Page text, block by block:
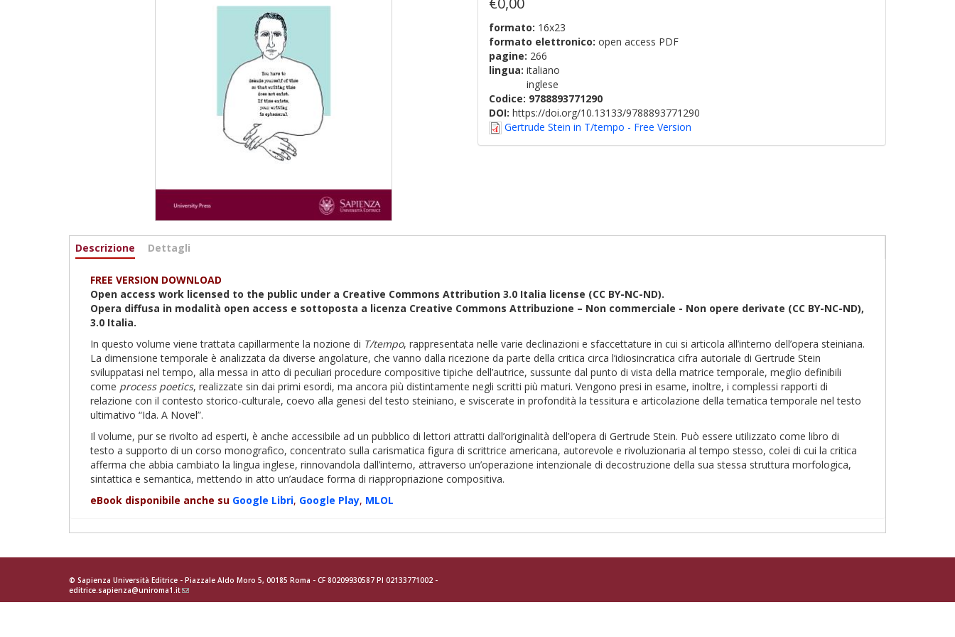
formato: 16x23
formato elettronico: open access PDF
pagine: 266
lingua: italiano
inglese
Codice: 9788893771290
DOI: https://doi.org/10.13133/9788893771290
Gertrude Stein in T/tempo - Free Version
Informazioni
Descrizione (scheda
Dettagli
FREE VERSION DOWNLOAD
Open access work licensed to the public under a Creative Commons Attribution 3.0 Italia license (CC BY-NC-ND).
Opera diffusa in modalità open access e sottoposta a licenza Creative Commons Attribuzione – Non commerciale - Non opere derivate (CC BY-NC-ND),
3.0 Italia.
In questo volume viene trattata capillarmente la nozione di T/tempo, rappresentata nelle varie declinazioni e sfaccettature in cui si articola all’interno dell’opera steiniana.
La dimensione temporale è analizzata da diverse angolature, che vanno dalla ricezione da parte della critica circa l’idiosincratica cifra autoriale di Gertrude Stein
sviluppatasi nel tempo, alla messa in atto di peculiari procedure compositive tipiche dell’autrice, sussunte dal punto di vista della matrice temporale, meglio definibili
come process poetics, realizzate sin dai primi esordi, ma ancora più distintamente negli scritti più maturi. Vengono presi in esame, inoltre, i complessi rapporti di
relazione con il contesto storico-culturale, coevo alla genesi del testo steiniano, e sviscerate in profondità la tessitura e articolazione della tematica temporale nel testo
ultimativo “Ida. A Novel”.
Il volume, pur se rivolto ad esperti, è anche accessibile ad un pubblico di lettori attratti dall’originalità dell’opera di Gertrude Stein. Può essere utilizzato come libro di
testo a supporto di un corso monografico, concentrato sulla carismatica figura di scrittrice americana, autorevole e rivoluzionaria al tempo stesso, colei di cui la critica
afferma che abbia cambiato la lingua inglese, rinnovandola dall’interno, attraverso un’operazione intenzionale di decostruzione della sua stessa struttura morfologica,
sintattica e semantica, mettendo in atto un’audace forma di riappropriazione compositiva.
eBook disponibile anche su Google Libri, Google Play, MLOL
© Sapienza Università Editrice - Piazzale Aldo Moro 5, 00185 Roma - CF 80209930587 PI 02133771002 -
editrice.sapienza@uniroma1.it(link
sends